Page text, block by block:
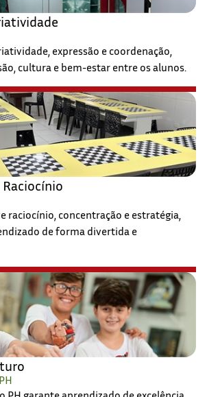
expressão e coordenação,
cultura e bem-estar entre os alunos.
raciocínio, concentração e estratégia,
de forma divertida e